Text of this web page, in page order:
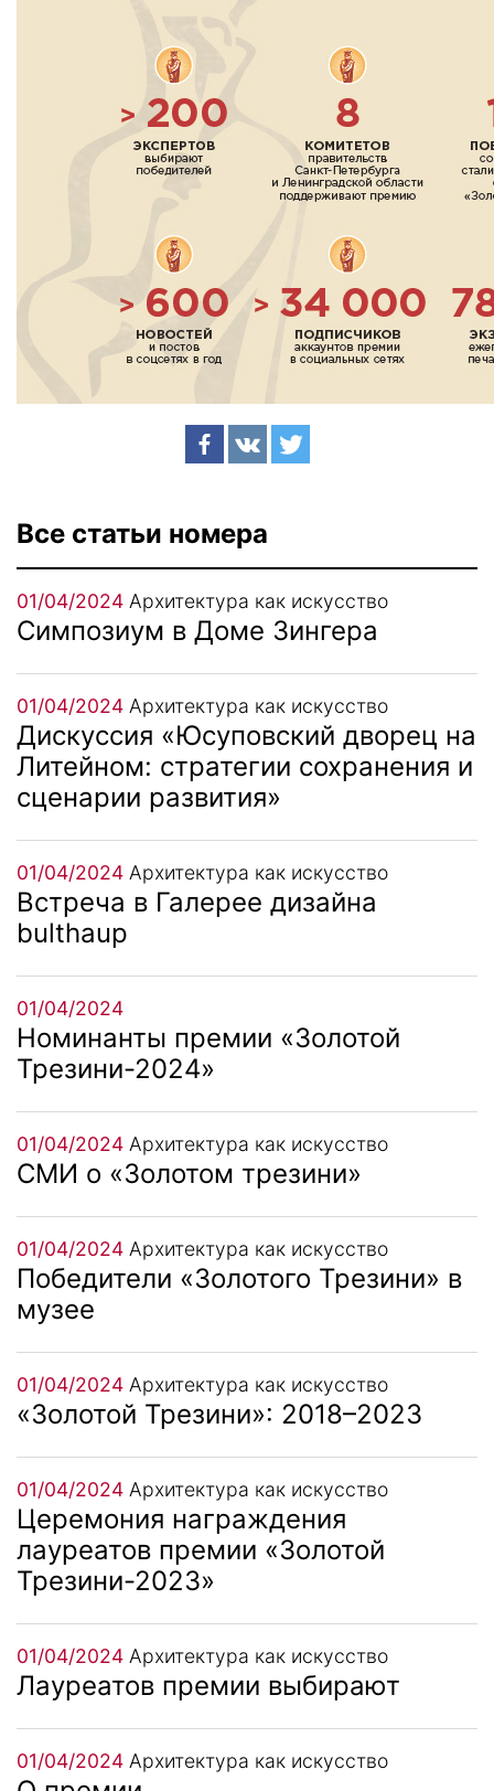
Все статьи номера
01/04/2024 Архитектура как искусство
Симпозиум в Доме Зингера
01/04/2024 Архитектура как искусство
Дискуссия «Юсуповский дворец на
Литейном: стратегии сохранения и
сценарии развития»
01/04/2024 Архитектура как искусство
Встреча в Галерее дизайна
bulthaup
01/04/2024
Номинанты премии «Золотой
Трезини-2024»
01/04/2024 Архитектура как искусство
СМИ о «Золотом трезини»
01/04/2024 Архитектура как искусство
Победители «Золотого Трезини» в
музее
01/04/2024 Архитектура как искусство
«Золотой Трезини»: 2018–2023
01/04/2024 Архитектура как искусство
Церемония награждения
лауреатов премии «Золотой
Трезини-2023»
01/04/2024 Архитектура как искусство
Лауреатов премии выбирают
01/04/2024 Архитектура как искусство